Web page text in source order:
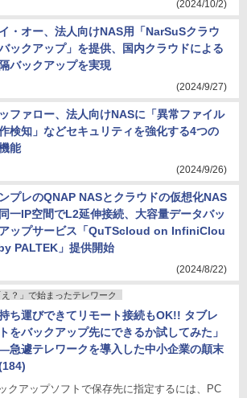
(2024/10/2)
・オー、法人向けNAS用「NarSuSクラウ
バックアップ」を提供、国内クラウドによる
バックアップを実現
(2024/9/27)
ファロー、法人向けNASに「異常ファイル
検知」などセキュリティを強化する4つの
能
(2024/9/26)
プレのQNAP NASとクラウドの仮想化NAS
一IP空間でL2延伸接続、大容量データバッ
ップサービス「QuTScloud on InfiniClou
PALTEK」提供開始
(2024/8/22)
え？」で始まったテレワーク
持ち運びできてリモート接続もOK!! タブレ
をバックアップ先にできるか試してみた」
遽テレワークを導入した中小企業の顛末
クアップソフトで保存先に指定するには、PC